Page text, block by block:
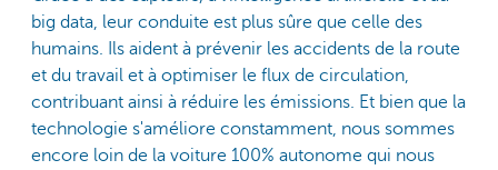
big data, leur conduite est plus sûre que celle des
humains. Ils aident à prévenir les accidents de la route
et du travail et à optimiser le flux de circulation,
contribuant ainsi à réduire les émissions. Et bien que la
technologie s'améliore constamment, nous sommes
encore loin de la voiture 100% autonome qui nous